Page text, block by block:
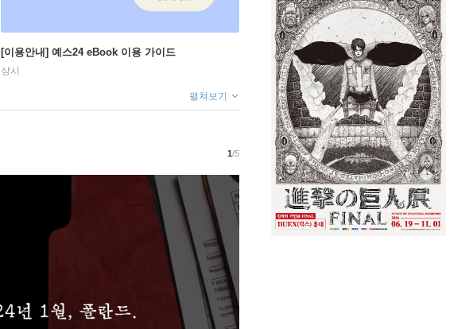
[이용안내] 예스24 eBook 이용 가이드
상시
펼쳐보기
1/5